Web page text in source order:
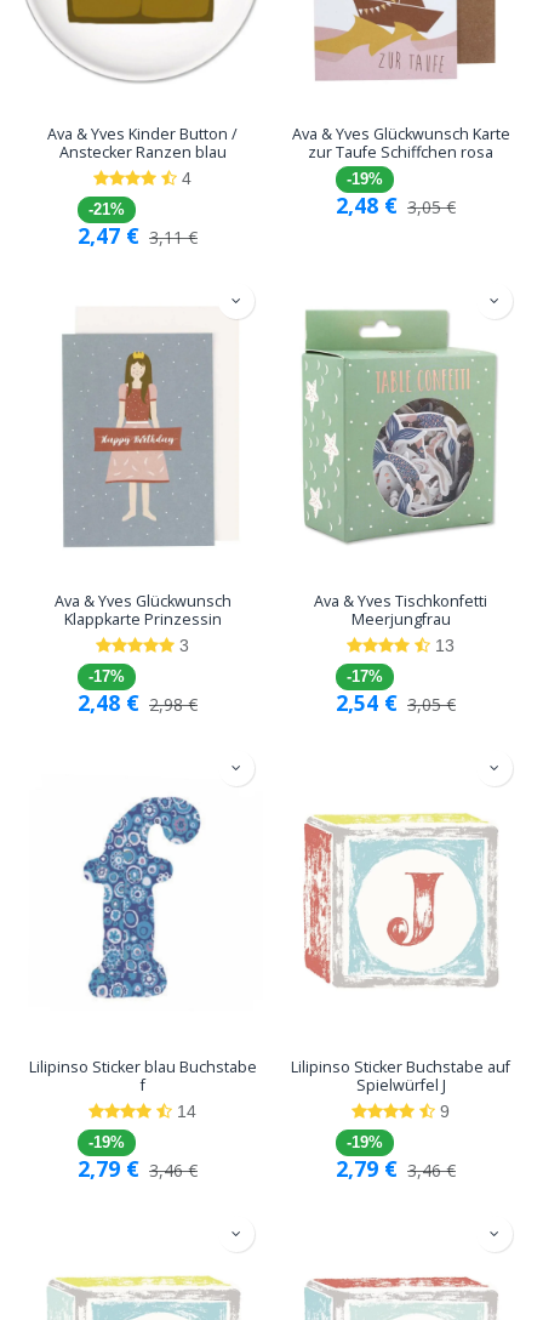
Ava & Yves Kinder Button /
Anstecker Ranzen blau
4
-21%
2,47 € 3,11€
Ava & Yves Glückwunsch Karte
zur Taufe Schiffchen rosa
-19%
2,48 € 3,05€
Ava & Yves Glückwunsch
Klappkarte Prinzessin
3
-17%
2,48 € 2,98€
Ava & Yves Tischkonfetti
Meerjungfrau
13
-17%
2,54 € 3,05€
Lilipinso Sticker blau Buchstabe
f
14
-19%
2,79 € 3,46€
Lilipinso Sticker Buchstabe auf
Spielwürfel J
9
-19%
2,79 € 3,46€